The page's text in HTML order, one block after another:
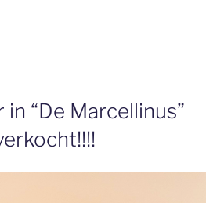
“De Marcellinus”